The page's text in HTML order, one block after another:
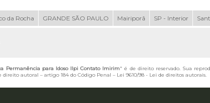
da Rocha GRANDE SÃO PAULO Mairiporã SP - Interior
Permanência para Idoso Ilpi Contato Imirim" é de direito reservado. Sua
autoral – artigo 184 do Código Penal – Lei 9610/98 - Lei de direitos autorais.